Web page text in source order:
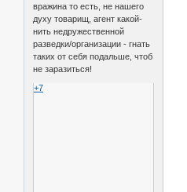
вражина то есть, не нашего
духу товарищ, агент какой-
нить недружественной
разведки/организации - гнать
таких от себя подальше, чтоб
не заразиться!
+7